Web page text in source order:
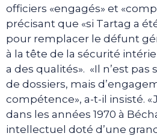
officiers «engagés» et
précisant que «si Tartag a
pour remplacer le défunt
à la tête de la sécurité
a des qualités». «Il n’est
de dossiers, mais
compétence», a-t-il insisté.
dans les années 1970 à
intellectuel doté d’une